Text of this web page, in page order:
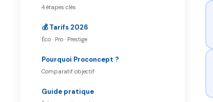
4 étapes clés
💰 Tarifs 2026
Éco · Pro · Prestige
Pourquoi Proconcept ?
Comparatif objectif
Guide pratique